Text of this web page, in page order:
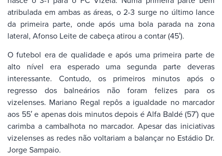
atribulada em ambas as áreas, o 2-3 surge no último lance
da primeira parte, onde após uma bola parada na zona
lateral, Afonso Leite de cabeça atirou a contar (45′).
O futebol era de qualidade e após uma primeira parte de
alto nível era esperado uma segunda parte deveras
interessante. Contudo, os primeiros minutos após o
regresso dos balneários não foram felizes para os
vizelenses. Mariano Regal repôs a igualdade no marcador
aos 55′ e apenas dois minutos depois é Alfa Baldé (57′) que
carimba a cambalhota no marcador. Apesar das iniciativas
vizelenses as redes não voltariam a balançar no Estádio Dr.
Jorge Sampaio.